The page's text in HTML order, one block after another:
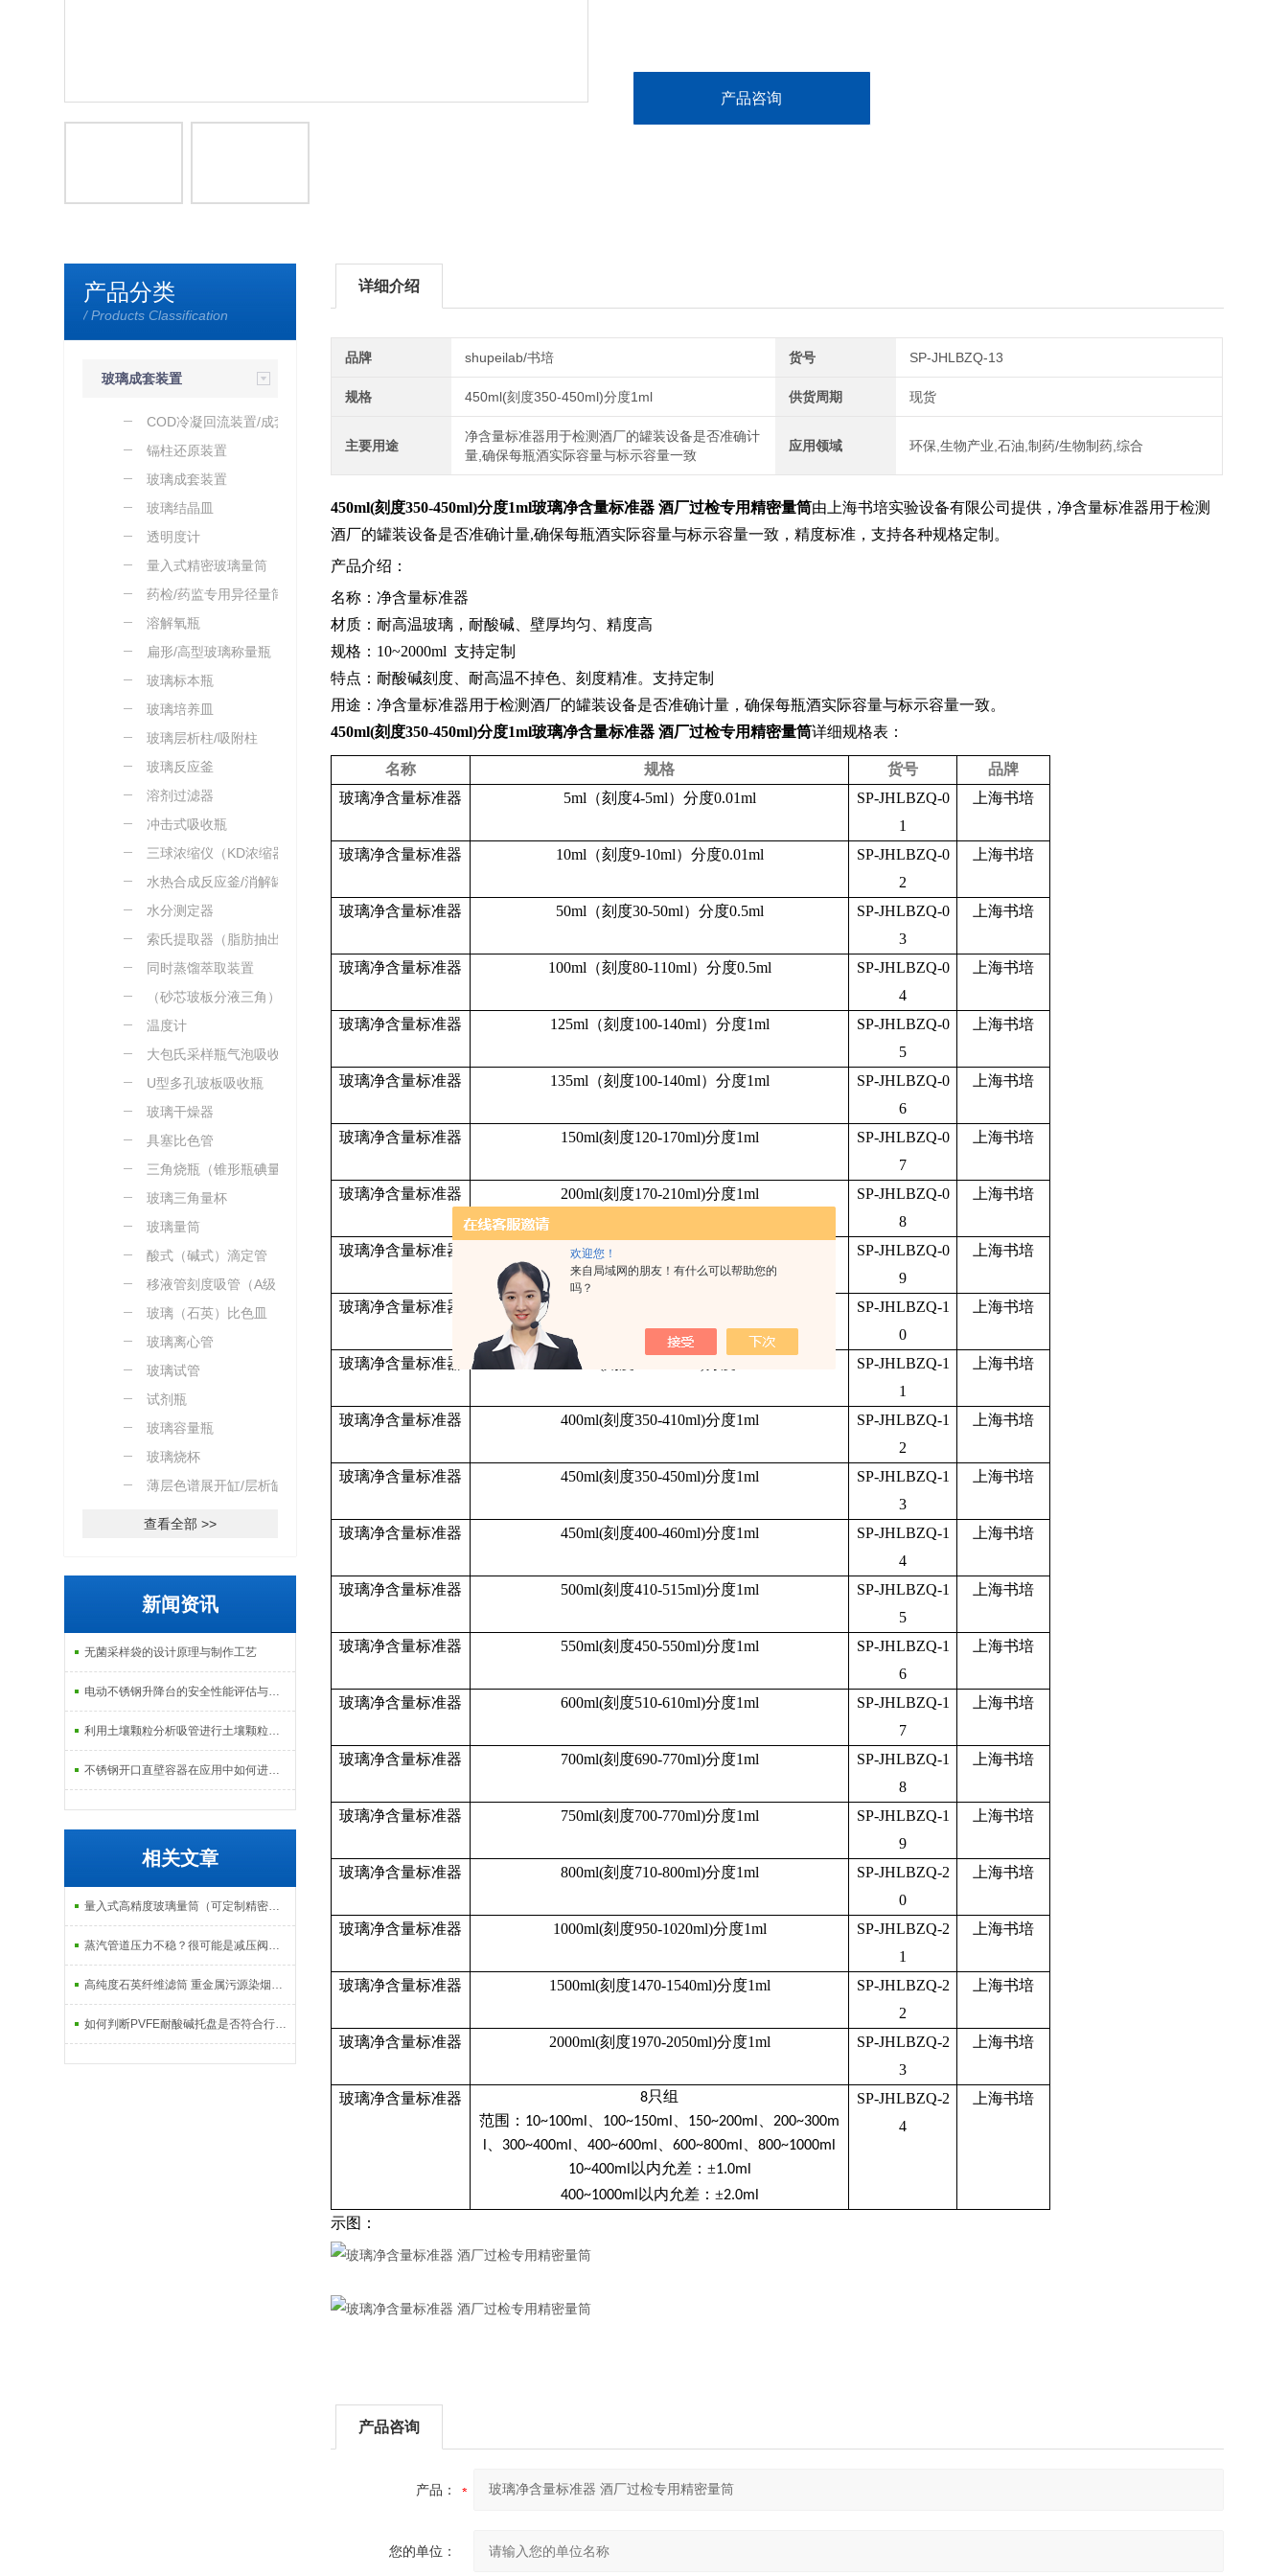
欢迎您！
来自局域网的朋友！有什么可以帮助您的
吗？
产品咨询
产品分类
/ Products Classification
玻璃成套装置
（加工）COD冷凝回流装置/成套玻
璃
镉柱还原装置
玻璃成套装置
玻璃结晶皿
透明度计
量入式精密玻璃量筒
药检/药监专用异径量筒
溶解氧瓶
扁形/高型玻璃称量瓶
玻璃标本瓶
玻璃培养皿
玻璃层析柱/吸附柱
玻璃反应釜
溶剂过滤器
冲击式吸收瓶
三球浓缩仪（KD浓缩器）
水热合成反应釜/消解罐
水分测定器
索氏提取器（脂肪抽出
器）
同时蒸馏萃取装置
（砂芯玻板分液三角）漏
斗
温度计
大包氏采样瓶气泡吸收瓶
U型多孔玻板吸收瓶
玻璃干燥器
具塞比色管
三角烧瓶（锥形瓶碘量
瓶）
玻璃三角量杯
玻璃量筒
酸式（碱式）滴定管
移液管刻度吸管（A级）
玻璃（石英）比色皿
玻璃离心管
玻璃试管
试剂瓶
玻璃容量瓶
玻璃烧杯
薄层色谱展开缸/层析缸
查看全部 >>
新闻资讯
无菌采样袋的设计原理与制作工艺
电动不锈钢升降台的安全性能评估与控制
利用土壤颗粒分析吸管进行土壤颗粒定量分析的研究
不锈钢开口直壁容器在应用中如何进行维护和保养？
相关文章
量入式高精度玻璃量筒（可定制精密过检）型号参数简介选购指南
蒸汽管道压力不稳？很可能是减压阀没选对
高纯度石英纤维滤筒 重金属污源染烟尘采样
如何判断PVFE耐酸碱托盘是否符合行业标准？
详细介绍
品牌 shupeilab/书培 货号 SP-JHLBZQ-13
规格 450ml(刻度350-450ml)分度1ml 供货周期 现货
主要用途
净含量标准器用于检测酒厂的罐装设备是否准确计
量,确保每瓶酒实际容量与标示容量一致
应用领域 环保,生物产业,石油,制药/生物制药,综合
450ml(刻度350-450ml)分度1ml玻璃净含量标准器 酒厂过检专用精密量筒由上海书培实验设备有限公司提供，净含量标准器用于检测
酒厂的罐装设备是否准确计量,确保每瓶酒实际容量与标示容量一致，精度标准，支持各种规格定制。
产品介绍：
名称：净含量标准器
材质：耐高温玻璃，耐酸碱、壁厚均匀、精度高
规格：10~2000ml 支持定制
特点：耐酸碱刻度、耐高温不掉色、刻度精准。支持定制
用途：净含量标准器用于检测酒厂的罐装设备是否准确计量，确保每瓶酒实际容量与标示容量一致。
450ml(刻度350-450ml)分度1ml玻璃净含量标准器 酒厂过检专用精密量筒详细规格表：
名称 规格 货号
品牌
玻璃净含量标准器
5ml（刻度4-5ml）分度0.01ml
SP-JHLBZQ-0
1
上海书培
玻璃净含量标准器 10ml（刻度9-10ml）分度0.01ml
SP-JHLBZQ-0
2
上海书培
玻璃净含量标准器 50ml（刻度30-50ml）分度0.5ml
SP-JHLBZQ-0
3
上海书培
玻璃净含量标准器 100ml（刻度80-110ml）分度0.5ml
SP-JHLBZQ-0
4
上海书培
玻璃净含量标准器 125ml（刻度100-140ml）分度1ml
SP-JHLBZQ-0
5
上海书培
玻璃净含量标准器 135ml（刻度100-140ml）分度1ml
SP-JHLBZQ-0
6
上海书培
玻璃净含量标准器 150ml(刻度120-170ml)分度1ml
SP-JHLBZQ-0
7
上海书培
玻璃净含量标准器 200ml(刻度170-210ml)分度1ml
SP-JHLBZQ-0
8
上海书培
玻璃净含量标准器 250ml(刻度
SP-JHLBZQ-0
9
上海书培
玻璃净含量标准器
SP-JHLBZQ-1
0
上海书培
玻璃净含量标准器 375ml(
SP-JHLBZQ-1
1
上海书培
玻璃净含量标准器 400ml(刻度350-410ml)分度1ml
SP-JHLBZQ-1
2
上海书培
玻璃净含量标准器 450ml(刻度350-450ml)分度1ml
SP-JHLBZQ-1
3
上海书培
玻璃净含量标准器 450ml(刻度400-460ml)分度1ml
SP-JHLBZQ-1
4
上海书培
玻璃净含量标准器 500ml(刻度410-515ml)分度1ml
SP-JHLBZQ-1
5
上海书培
玻璃净含量标准器 550ml(刻度450-550ml)分度1ml
SP-JHLBZQ-1
6
上海书培
玻璃净含量标准器 600ml(刻度510-610ml)分度1ml
SP-JHLBZQ-1
7
上海书培
玻璃净含量标准器 700ml(刻度690-770ml)分度1ml
SP-JHLBZQ-1
8
上海书培
玻璃净含量标准器 750ml(刻度700-770ml)分度1ml
SP-JHLBZQ-1
9
上海书培
玻璃净含量标准器 800ml(刻度710-800ml)分度1ml
SP-JHLBZQ-2
0
上海书培
玻璃净含量标准器 1000ml(刻度950-1020ml)分度1ml
SP-JHLBZQ-2
1
上海书培
玻璃净含量标准器 1500ml(刻度1470-1540ml)分度1ml
SP-JHLBZQ-2
2
上海书培
玻璃净含量标准器 2000ml(刻度1970-2050ml)分度1ml
SP-JHLBZQ-2
3
上海书培
玻璃净含量标准器 8只组
范围： 10~100ml 100~150ml 150~200ml
200~300m
300~400ml 、400~600ml 、600~800ml 、800~1000ml
10~400ml 以内允差：±1.0ml
400~1000ml 以内允差：±2.0ml
SP-JHLBZQ-2
4
上海书培
示图：
产品咨询
产品：
您的单位：